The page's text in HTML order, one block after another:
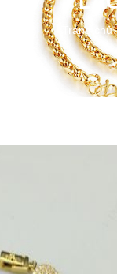
Trang chủ